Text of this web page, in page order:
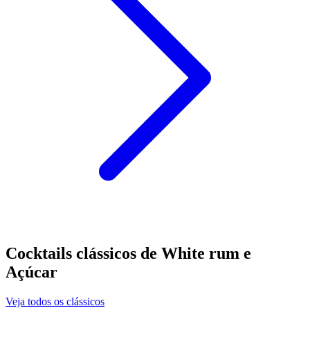
Cocktails clássicos de White rum e
Açúcar
Veja todos os clássicos